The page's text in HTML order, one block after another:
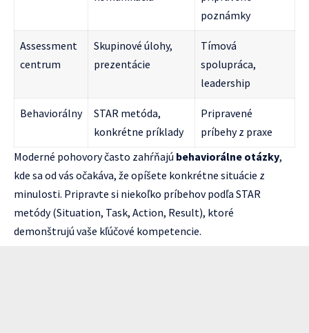
poznámky
Assessment
centrum
Skupinové úlohy,
prezentácie
Tímová
spolupráca,
leadership
Behaviorálny
STAR metóda,
konkrétne príklady
Pripravené
príbehy z praxe
Moderné pohovory často zahŕňajú behaviorálne otázky,
kde sa od vás očakáva, že opíšete konkrétne situácie z
minulosti. Pripravte si niekoľko príbehov podľa STAR
metódy (Situation, Task, Action, Result), ktoré
demonštrujú vaše kľúčové kompetencie.